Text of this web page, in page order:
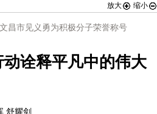
放大 缩小
昌市见义勇为积极分子荣誉称号
诠释平凡中的伟大
舒耀剑